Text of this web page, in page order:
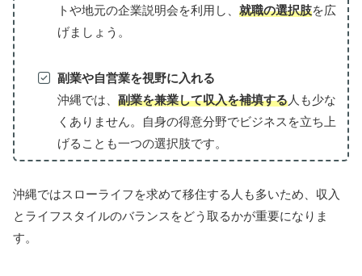
トや地元の企業説明会を利用し、 就職の選択肢を広
げましょう。
副業や自営業を視野に入れる
沖縄では、 副業を兼業して収入を補填する人も少な
くありません。自身の得意分野でビジネスを立ち上
げることも一つの選択肢です。
沖縄ではスローライフを求めて移住する人も多いため、収入
とライフスタイルのバランスをどう取るかが重要になりま
す。